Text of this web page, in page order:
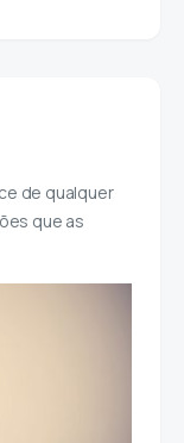
de qualquer
que as